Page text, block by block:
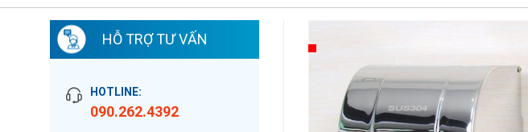
HỖ TRỢ TƯ VẤN
HOTLINE:
090.262.4392